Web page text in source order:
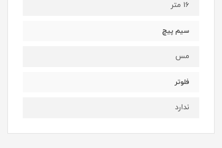
16 متر
سیم پیچ
مس
فلوتر
ندارد